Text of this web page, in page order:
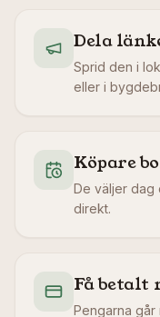
Dela
Sprid den i
eller i
Köpare
De väljer dag
direkt.
Få betalt
Pengarna går